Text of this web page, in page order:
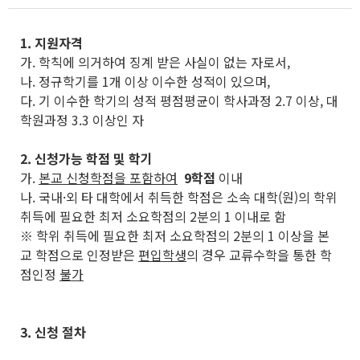
1. 지원자격
가. 학칙에 의거하여 징계 받은 사실이 없는 자로서,
나. 정규학기를 1개 이상 이수한 성적이 있으며,
다. 기 이수한 학기의 성적 평점평균이 학사과정 2.7 이상, 대
학원과정 3.3 이상인 자
2. 신청가능 학점 및 학기
가. 본교 신청학점을 포함하여 9학점 이내
나. 국내·외 타 대학에서 취득한 학점은 소속 대학(원)의 학위
취득에 필요한 최저 소요학점의 2분의 1 이내로 함
※ 학위 취득에 필요한 최저 소요학점의 2분의 1 이상을 본
교 학점으로 인정받은 편입학생의 경우 교류수학을 통한 학
점인정 불가
3. 신청 절차